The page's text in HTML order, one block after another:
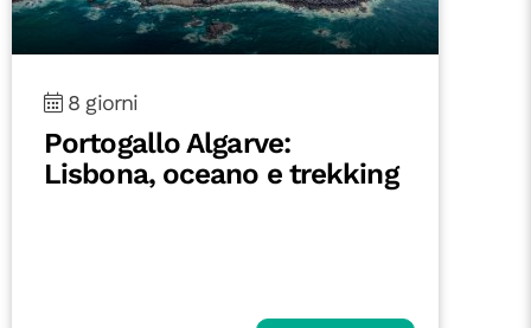
8 giorni
Portogallo Algarve:
Lisbona, oceano e trekking